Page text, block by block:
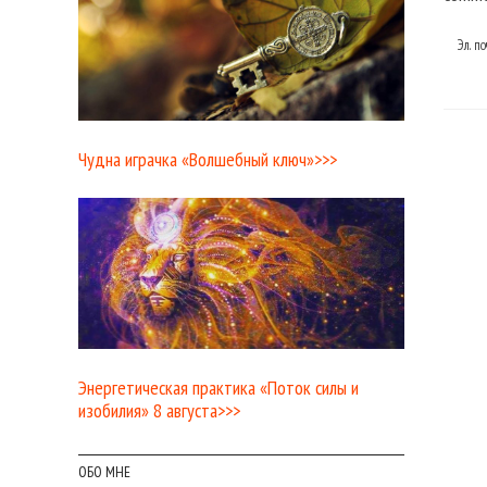
Эл.
Чудна играчка «Волшебный ключ»>>>
Энергетическая практика «Поток силы и
изобилия» 8 августа>>>
ОБО МНЕ